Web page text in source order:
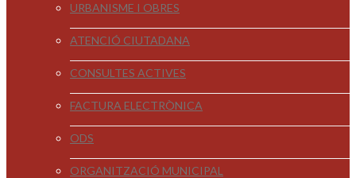
URBANISME I OBRES
ATENCIÓ CIUTADANA
CONSULTES ACTIVES
FACTURA ELECTRÒNICA
ODS
ORGANITZACIÓ MUNICIPAL